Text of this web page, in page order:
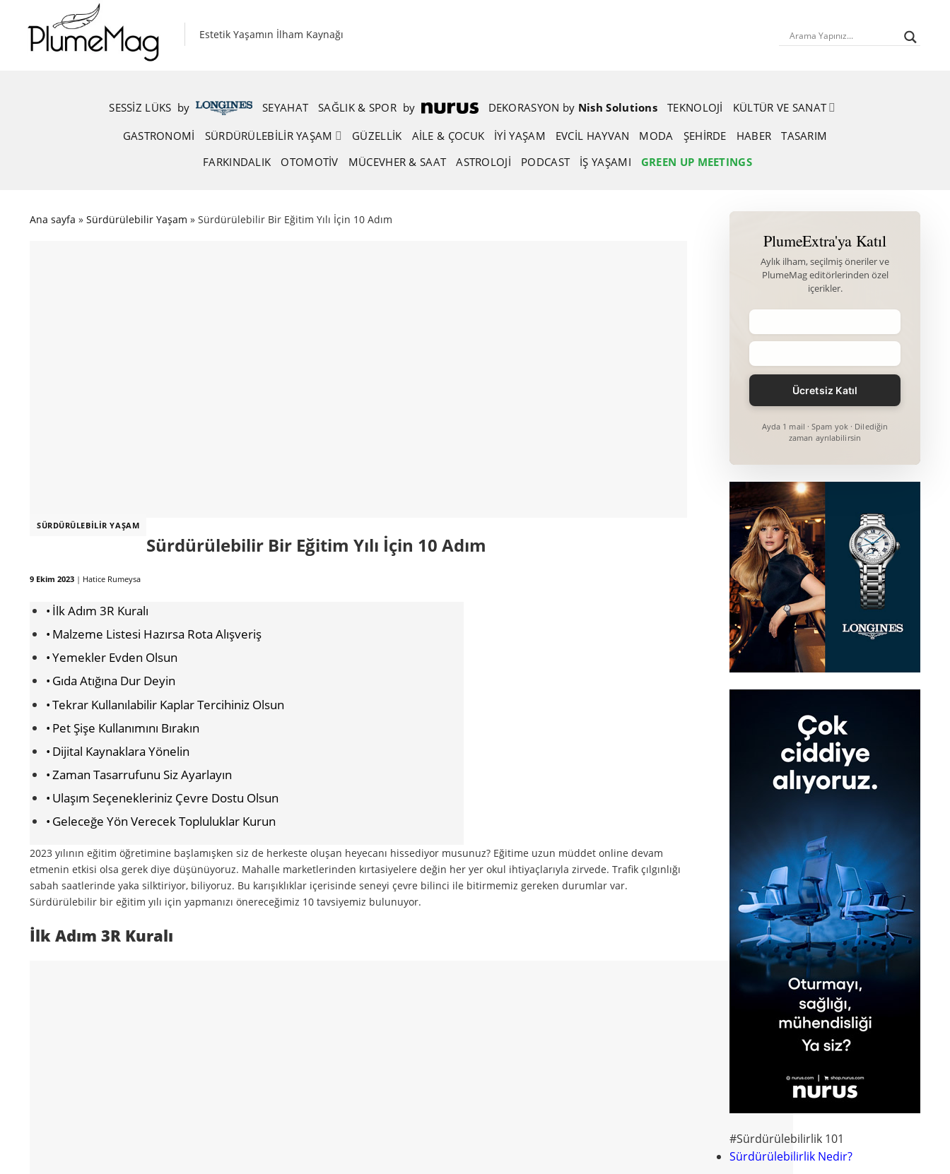
content
Estetik Yaşamın İlham Kaynağı
SESSIZ LÜKS by SEYAHAT SAĞLIK & SPOR by DEKORASYON by Nish Solutions TEKNOLOJI
KÜLTÜR VE SANAT
GASTRONOMI
SÜRDÜRÜLEBILIR YAŞAM GÜZELLIK AİLE & ÇOCUK İYİ YAŞAM EVCIL HAYVAN MODA ŞEHIRDE HABER
TASARIM
FARKINDALIK
OTOMOTIV MÜCEVHER & SAAT ASTROLOJI PODCAST İŞ YAŞAMI GREEN UP MEETINGS
Ana sayfa » Sürdürülebilir Yaşam » Sürdürülebilir Bir Eğitim Yılı İçin 10 Adım
SÜRDÜRÜLEBILIR YAŞAM
Sürdürülebilir Bir Eğitim Yılı İçin 10 Adım
9 Ekim 2023 | Hatice Rumeysa
İlk Adım 3R Kuralı
Malzeme Listesi Hazırsa Rota Alışveriş
Yemekler Evden Olsun
Gıda Atığına Dur Deyin
Tekrar Kullanılabilir Kaplar Tercihiniz Olsun
Pet Şişe Kullanımını Bırakın
Dijital Kaynaklara Yönelin
Zaman Tasarrufunu Siz Ayarlayın
Ulaşım Seçenekleriniz Çevre Dostu Olsun
Geleceğe Yön Verecek Topluluklar Kurun
2023 yılının eğitim öğretimine başlamışken siz de herkeste oluşan heyecanı hissediyor musunuz? Eğitime uzun müddet online devam
etmenin etkisi olsa gerek diye düşünüyoruz. Mahalle marketlerinden kırtasiyelere değin her yer okul ihtiyaçlarıyla zirvede. Trafik çılgınlığı
sabah saatlerinde yaka silktiriyor, biliyoruz. Bu karışıklıklar içerisinde seneyi çevre bilinci ile bitirmemiz gereken durumlar var.
Sürdürülebilir bir eğitim yılı için yapmanızı önereceğimiz 10 tavsiyemiz bulunuyor.
İlk Adım 3R Kuralı
PlumeExtra'ya Katıl
Aylık ilham, seçilmiş öneriler ve
PlumeMag editörlerinden özel
içerikler.
Ayda 1 mail · Spam yok · Dilediğin
zaman ayrılabilirsin
#Sürdürülebilirlik 101
Sürdürülebilirlik Nedir?